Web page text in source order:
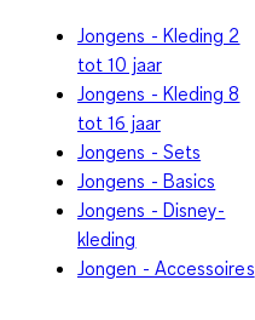
Jongens - Kleding 2
tot 10 jaar
Jongens - Kleding 8
tot 16 jaar
Jongens - Sets
Jongens - Basics
Jongens - Disney-
kleding
Jongen - Accessoires